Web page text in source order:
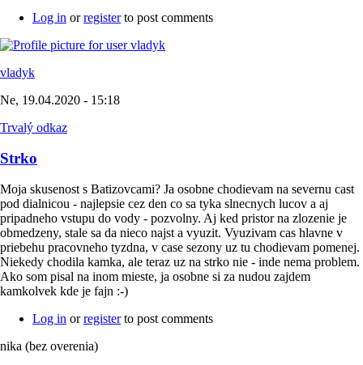
Log in orregisterto post comments
vladyk
Ne, 19.04.2020 - 15:18
Trvalý odkaz
Strko
Moja skusenost s Batizovcami? Ja osobne chodievam na severnu cast
pod dialnicou - najlepsie cez den co sa tyka slnecnych lucov a aj
pripadneho vstupu do vody - pozvolny. Aj ked pristor na zlozenie je
obmedzeny, stale sa da nieco najst a vyuzit. Vyuzivam cas hlavne v
priebehu pracovneho tyzdna, v case sezony uz tu chodievam pomenej.
Niekedy chodila kamka, ale teraz uz na strko nie - inde nema problem.
Ako som pisal na inom mieste, ja osobne si za nudou zajdem
kamkolvek kde je fajn :-)
Log in orregisterto post comments
nika (bez overenia)